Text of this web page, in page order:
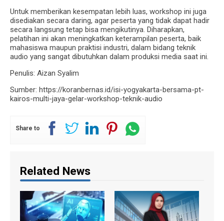
Untuk memberikan kesempatan lebih luas, workshop ini juga
disediakan secara daring, agar peserta yang tidak dapat hadir
secara langsung tetap bisa mengikutinya. Diharapkan,
pelatihan ini akan meningkatkan keterampilan peserta, baik
mahasiswa maupun praktisi industri, dalam bidang teknik
audio yang sangat dibutuhkan dalam produksi media saat ini.
Penulis: Aizan Syalim
Sumber: https://koranbernas.id/isi-yogyakarta-bersama-pt-
kairos-multi-jaya-gelar-workshop-teknik-audio
Share to
Related News